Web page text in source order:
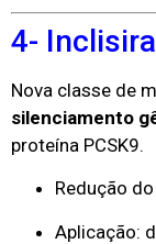
4-
Nova classe de
silenciamento
proteína PCSK9.
Redução
Aplicação: